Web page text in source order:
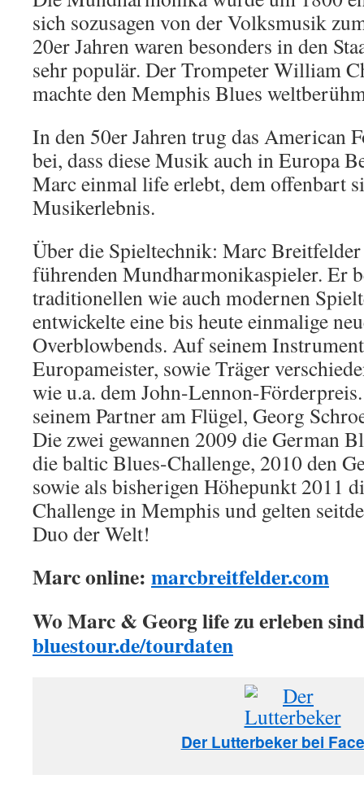
sich sozusagen von der Volksmusik
20er Jahren waren besonders in den
sehr populär. Der Trompeter William
machte den Memphis Blues
In den 50er Jahren trug das American
bei, dass diese Musik auch in Europa
Marc einmal life erlebt, dem offenbart
Musikerlebnis.
Über die Spieltechnik: Marc
führenden Mundharmonikaspieler. Er
traditionellen wie auch modernen
entwickelte eine bis heute einmalige
Overblowbends. Auf seinem
Europameister, sowie Träger
wie u.a. dem John-Lennon-
seinem Partner am Flügel, Georg
Die zwei gewannen 2009 die German
die baltic Blues-Challenge, 2010 den
sowie als bisherigen Höhepunkt 2011
Challenge in Memphis und gelten
Duo der Welt!
Marc online: marcbreitfelder.com
Wo Marc & Georg life zu erleben
bluestour.de/tourdaten
Der Lutterbeker bei